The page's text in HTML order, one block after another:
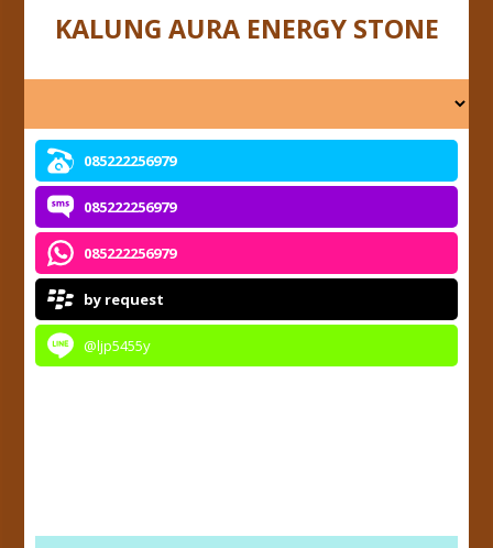
KALUNG AURA ENERGY STONE
085222256979
085222256979
085222256979
by request
@ljp5455y